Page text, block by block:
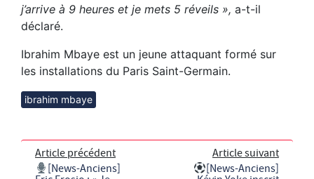
j’arrive à 9 heures et je mets 5 réveils », a-t-il
déclaré.
Ibrahim Mbaye est un jeune attaquant formé sur
les installations du Paris Saint-Germain.
ibrahim mbaye
Article précédent
[News-Anciens]
Article suivant
[News-Anciens]